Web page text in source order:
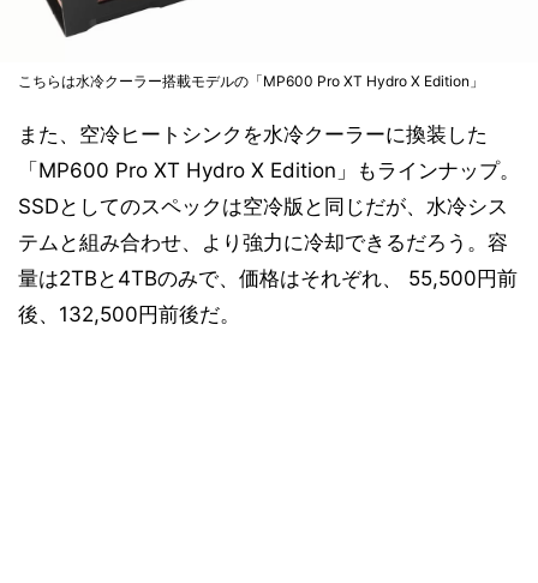
こちらは水冷クーラー搭載モデルの「MP600 Pro XT Hydro X Edition」
また、空冷ヒートシンクを水冷クーラーに換装した
「MP600 Pro XT Hydro X Edition」もラインナップ。
SSDとしてのスペックは空冷版と同じだが、水冷シス
テムと組み合わせ、より強力に冷却できるだろう。容
量は2TBと4TBのみで、価格はそれぞれ、 55,500円前
後、132,500円前後だ。